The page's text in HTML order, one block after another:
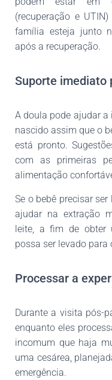
(recuperação e
família esteja junto
após a recuperação.
Suporte imediato
A doula pode ajudar
nascido assim que o
está pronto.
com as primeiras
alimentação
Se o bebê precisar
ajudar na extração
leite, a fim de obter
possa ser levado para
Processar a
Durante a visita pós-
enquanto eles
incomum que haja
uma cesárea,
emergência.